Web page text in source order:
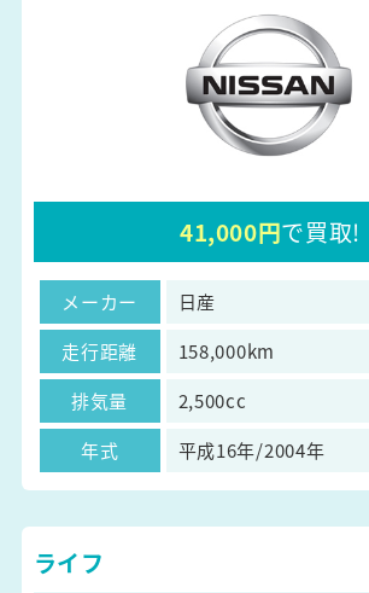
41,000円で買取!
メーカー
日産
走行距離
158,000km
排気量
2,500cc
年式
平成16年/2004年
ライフ